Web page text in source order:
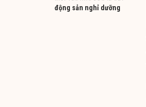
động sản nghỉ dưỡng